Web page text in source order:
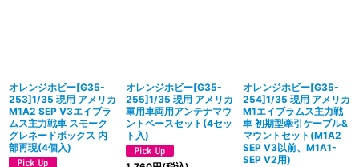
オレンジホビー[G35-
253]1/35 現用 アメリカ
M1A2 SEP V3エイブラ
ムス主力戦車 スモーク
グレネードボックス 内
部再現(4個入)
オレンジホビー[G35-
255]1/35 現用 アメリカ
軍用車両用アンテナマウ
ントベースセット(4セッ
ト入)
オレンジホビー[G35-
254]1/35 現用 アメリカ
M1エイブラムス主力戦
車 初期型牽引ケーブル&
マウントセット(M1A2
SEP V3以前、M1A1-
SEP V2用)